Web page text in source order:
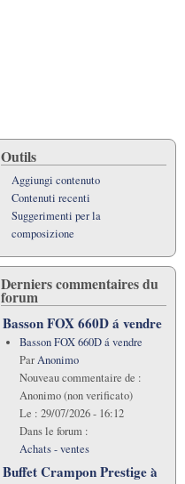
Outils
Aggiungi contenuto
Contenuti recenti
Suggerimenti per la
composizione
Derniers commentaires du
forum
Basson FOX 660D á vendre
Basson FOX 660D á vendre
ParAnonimo
Nouveau commentaire de :
Anonimo (non verificato)
Le : 29/07/2026 - 16:12
Dans le forum :
Achats - ventes
Buffet Crampon Prestige à